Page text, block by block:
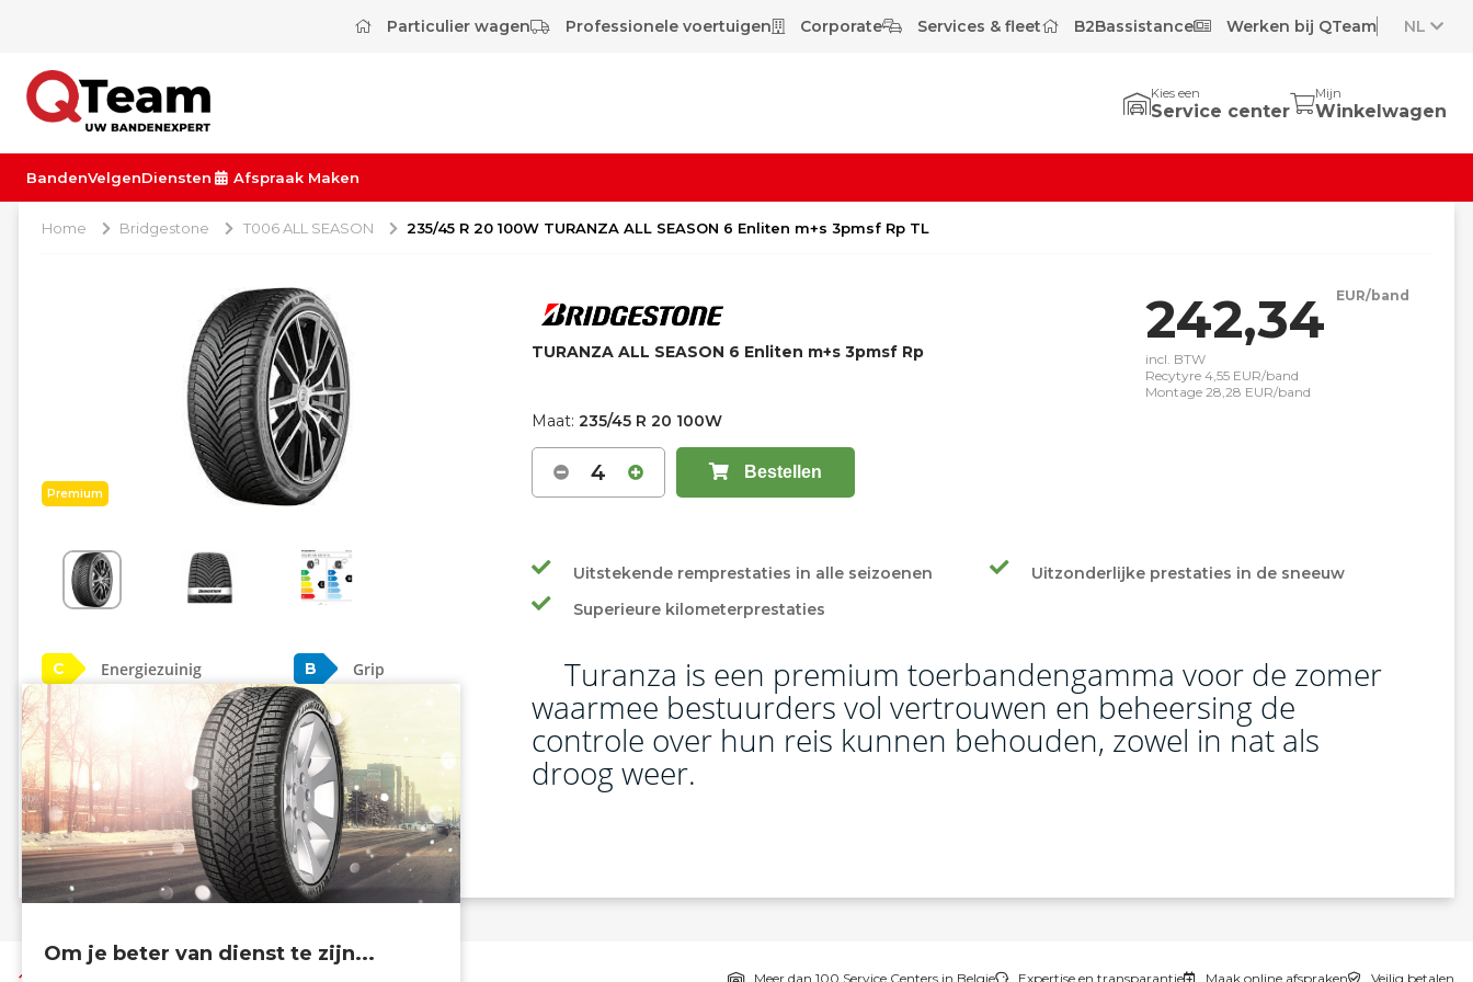
Om je beter van dienst te zijn...
Particulier wagen Professionele voertuigen Corporate Services & fleet B2Bassistance Werken bij QTeam NL
Kies een
Service center
Mijn
Winkelwagen
BandenVelgenDiensten Afspraak Maken
Home Bridgestone T006 ALL SEASON 235/45 R 20 100W TURANZA ALL SEASON 6 Enliten m+s 3pmsf Rp TL
Premium
C Energiezuinig B Grip
Info eprel
TURANZA ALL SEASON 6 Enliten m+s 3pmsf Rp
242,34 EUR/band
incl. BTW
Recytyre 4,55 EUR/band
Montage 28,28 EUR/band
Maat:235/45 R 20 100W
4 Bestellen
Uitstekende remprestaties in alle seizoenen
Uitzonderlijke prestaties in de sneeuw
Superieure kilometerprestaties
erTuranza is een premium toerbandengamma voor de zomer
waarmee bestuurders vol vertrouwen en beheersing de
controle over hun reis kunnen behouden, zowel in nat als
droog weer.
Meer dan 100 Service Centers in Belgie Expertise en transparantie Maak online afspraken Veilig betalen